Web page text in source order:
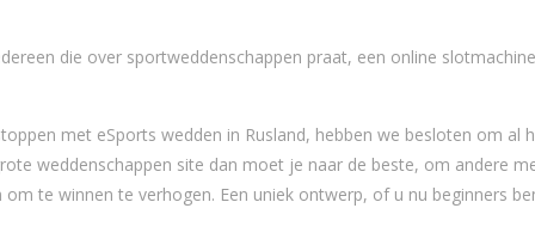
die over sportweddenschappen praat, een online slotmachine
met eSports wedden in Rusland, hebben we besloten om al
weddenschappen site dan moet je naar de beste, om andere
te winnen te verhogen. Een uniek ontwerp, of u nu beginners